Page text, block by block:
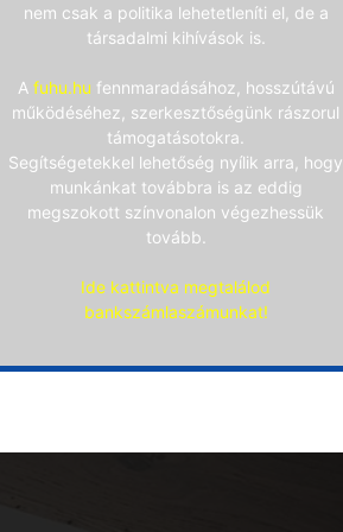
nem csak a politika lehetetleníti el, de a
társadalmi kihívások is.
A fuhu.hu fennmaradásához, hosszútávú
működéséhez, szerkesztőségünk rászorul
támogatásotokra.
Segítségetekkel lehetőség nyílik arra, hogy
munkánkat továbbra is az eddig
megszokott színvonalon végezhessük
tovább.
Ide kattintva megtalálod
bankszámlaszámunkat!